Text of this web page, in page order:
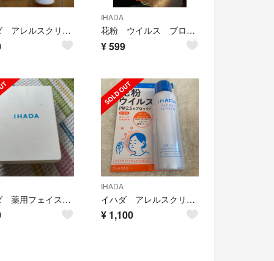
イハダ アレルスクリーン EX 50g 花粉スプレー
IHADA
花粉 ウイルス ブロック IHADA スプレー イハダ
¥599
イハダ 薬用フェイスプロテクトパウダー
IHADA
イハダ アレルスクリーンEX 100g 未開封
¥ 1,100